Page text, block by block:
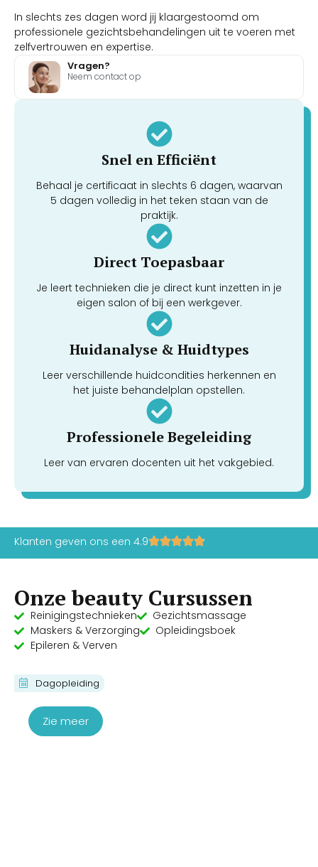
In slechts zes dagen word jij klaargestoomd om
professionele gezichtsbehandelingen uit te voeren met
zelfvertrouwen en expertise.
Vragen?
Neem contact op
Snel en Efficiënt
Behaal je certificaat in slechts 6 dagen, waarvan
5 dagen volledig in het teken staan van de
praktijk.
Direct Toepasbaar
Je leert technieken die je direct kunt inzetten in je
eigen salon of bij een werkgever.
Huidanalyse & Huidtypes
Leer verschillende huidcondities herkennen en
het juiste behandelplan opstellen.
Professionele Begeleiding
Leer van ervaren docenten uit het vakgebied.
Klanten geven ons een 4.9
Onze beauty Cursussen
Reinigingstechnieken
Gezichtsmassage
Maskers & Verzorging
Opleidingsboek
Epileren & Verven
Dagopleiding
Cursus Fibroblasting Plasma Lift
Zie meer